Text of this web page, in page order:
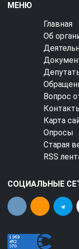
МЕНЮ
Главная
Об
Вопрос
Карта
Опросы
Старая
RSS
СОЦИАЛЬНЫЕ